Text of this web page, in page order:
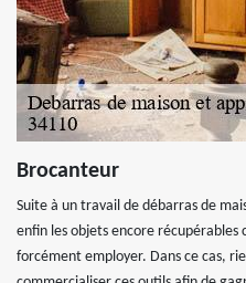
Brocanteur
Suite à un travail de débarras de
enfin les objets encore récupérables
forcément employer. Dans ce cas,